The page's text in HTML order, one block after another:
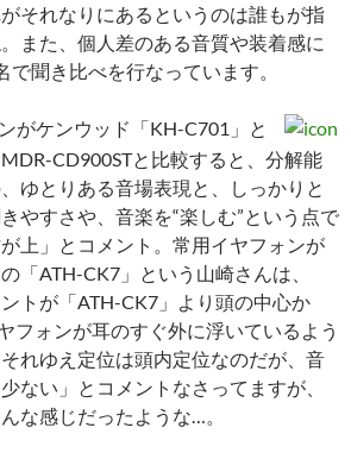
それなりにあるというのは誰もが指
また、個人差のある音質や装着感に
聞き比べを行なっています。
がケンウッド「KH-C701」と
CD900STと比較すると、分解能
ゆとりある音場表現と、しっかりと
やすさや、音楽を“楽しむ”という点で
上」とコメント。常用イヤフォンが
「ATH-CK7」という山崎さんは、
ントが「ATH-CK7」より頭の中心か
フォンが耳のすぐ外に浮いているよう
れゆえ定位は頭内定位なのだが、音
ない」とコメントなさってますが、
な感じだったような…。